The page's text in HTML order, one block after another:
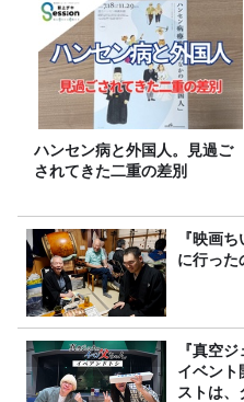
ハンセン病と外国人。見過ご
されてきた二重の差別
『映画
に行っ
『真空
イベント
ストは、